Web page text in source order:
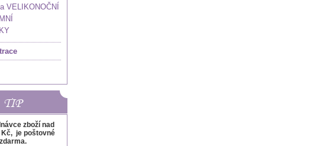
VELIKONOČNÍ
TIP
zboží nad
Kč, je poštovné
zdarma.